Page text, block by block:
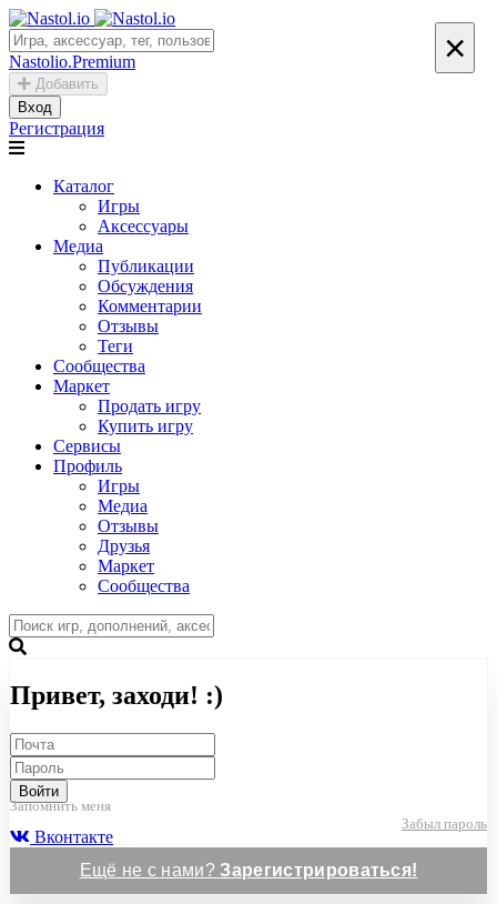
Nastolio.Premium
Добавить
Вход
Регистрация
Каталог
Игры
Аксессуары
Медиа
Публикации
Обсуждения
Комментарии
Отзывы
Теги
Сообщества
Маркет
Продать игру
Купить игру
Сервисы
Профиль
Игры
Медиа
Отзывы
Друзья
Маркет
Сообщества
×
Привет, заходи! :)
Войти
Запомнить меня
Забыл пароль
Вконтакте
Ещё не с нами?Зарегистрироваться!